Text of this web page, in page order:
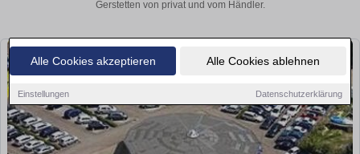
Alle Cookies akzeptieren Alle Cookies ablehnen
Einstellungen Datenschutzerklärung
Gerstetten von privat und vom Händler.